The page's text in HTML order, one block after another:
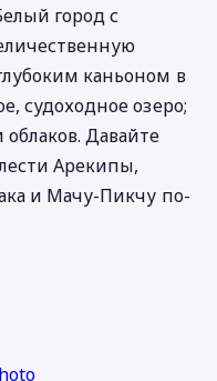
город с
каньоном в
судоходное озеро;
Давайте
Арекипы,
и Мачу-Пикчу по-